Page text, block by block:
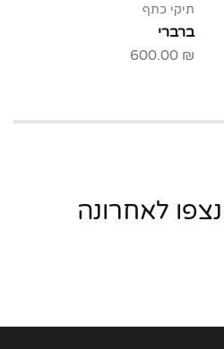
תיקי כתף
ברברי
600.00 ₪
לאחרונה